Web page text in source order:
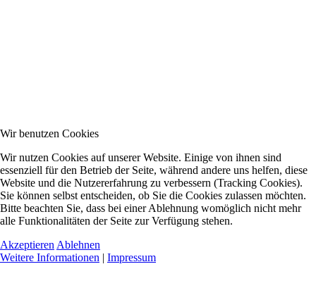
Wir benutzen Cookies
Wir nutzen Cookies auf unserer Website. Einige von ihnen sind
essenziell für den Betrieb der Seite, während andere uns helfen, diese
Website und die Nutzererfahrung zu verbessern (Tracking Cookies).
Sie können selbst entscheiden, ob Sie die Cookies zulassen möchten.
Bitte beachten Sie, dass bei einer Ablehnung womöglich nicht mehr
alle Funktionalitäten der Seite zur Verfügung stehen.
Akzeptieren Ablehnen
Weitere Informationen | Impressum